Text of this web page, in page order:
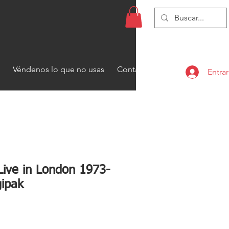
Véndenos lo que no usas Contacto Entrar
in London 1973-